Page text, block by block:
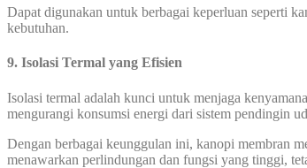
Dapat digunakan untuk berbagai keperluan seperti
kebutuhan.
9. Isolasi Termal yang Efisien
Isolasi termal adalah kunci untuk menjaga
mengurangi konsumsi energi dari sistem pendingin
Dengan berbagai keunggulan ini, kanopi membran
menawarkan perlindungan dan fungsi yang tinggi,